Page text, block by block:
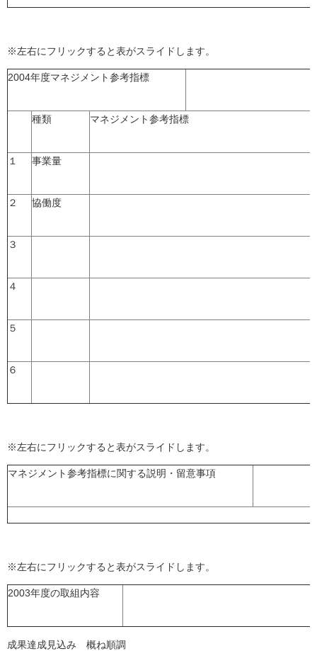
※左右にフリックすると表がスライドします。
2004年度マネジメント参考指標
種類 マネジメント参考指標
１ 事業量
２ 協働度
３
４
５
６
※左右にフリックすると表がスライドします。
マネジメント参考指標に関する説明・留意事項
※左右にフリックすると表がスライドします。
2003年度の取組内容
成果達成見込み 概ね順調